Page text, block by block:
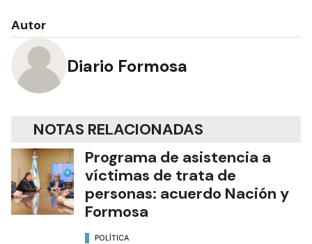
Autor
Diario Formosa
NOTAS RELACIONADAS
Programa de asistencia a
víctimas de trata de
personas: acuerdo Nación y
Formosa
POLÍTICA